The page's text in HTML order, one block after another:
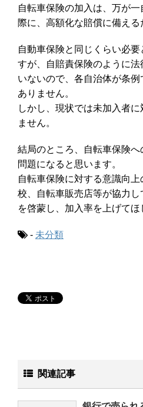
自転車保険の加入は、万が
際に、高額化な賠償に備える
自動車保険と同じくらい必
すが、自賠責保険のように
いないので、各自治体が条
ありません。
しかし、現状では未加入者
ません。
結局のところ、自転車保険
問題になると思います。
自転車保険に対する意識向
校、自転車販売店等が協力
を啓蒙し、加入率を上げてほ
- 未分類
関連記事